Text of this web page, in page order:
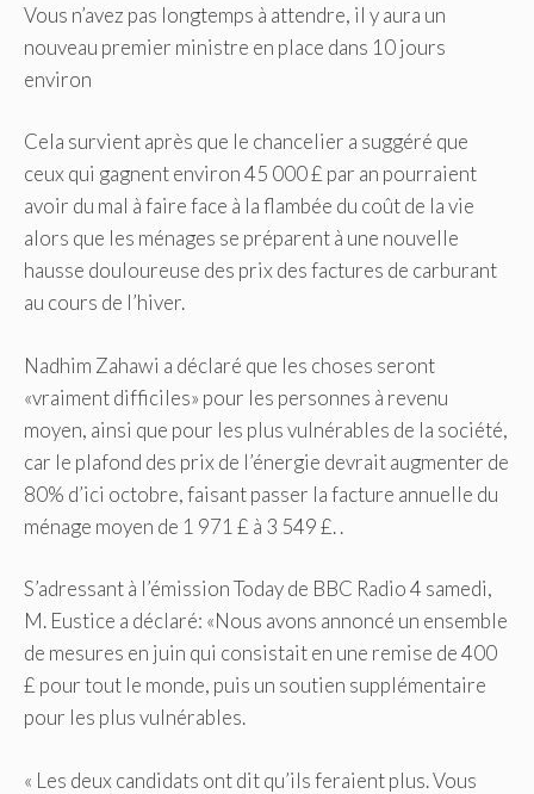
Vous n’avez pas longtemps à attendre, il y aura un
nouveau premier ministre en place dans 10 jours
environ
Cela survient après que le chancelier a suggéré que
ceux qui gagnent environ 45 000 £ par an pourraient
avoir du mal à faire face à la flambée du coût de la vie
alors que les ménages se préparent à une nouvelle
hausse douloureuse des prix des factures de carburant
au cours de l’hiver.
Nadhim Zahawi a déclaré que les choses seront
«vraiment difficiles» pour les personnes à revenu
moyen, ainsi que pour les plus vulnérables de la société,
car le plafond des prix de l’énergie devrait augmenter de
80% d’ici octobre, faisant passer la facture annuelle du
ménage moyen de 1 971 £ à 3 549 £. .
S’adressant à l’émission Today de BBC Radio 4 samedi,
M. Eustice a déclaré: «Nous avons annoncé un ensemble
de mesures en juin qui consistait en une remise de 400
£ pour tout le monde, puis un soutien supplémentaire
pour les plus vulnérables.
« Les deux candidats ont dit qu’ils feraient plus. Vous